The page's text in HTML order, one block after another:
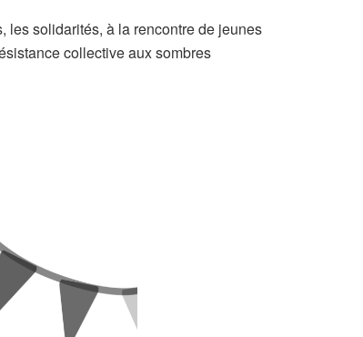
les solidarités, à la rencontre de jeunes
collective aux sombres